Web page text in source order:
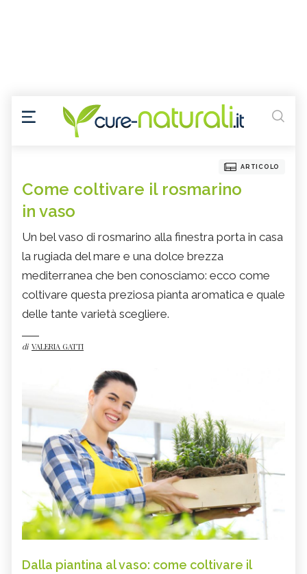
ARTICOLO
Come coltivare il rosmarino
in vaso
Un bel vaso di rosmarino alla finestra porta in casa
la rugiada del mare e una dolce brezza
mediterranea che ben conosciamo: ecco come
coltivare questa preziosa pianta aromatica e quale
delle tante varietà scegliere.
di VALERIA GATTI
Dalla piantina al vaso: come coltivare il